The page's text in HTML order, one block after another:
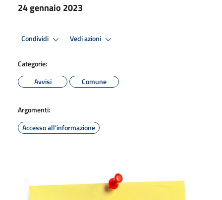
24 gennaio 2023
Condividi Vedi azioni
Categorie:
Avvisi
Comune
Argomenti:
Accesso all'informazione